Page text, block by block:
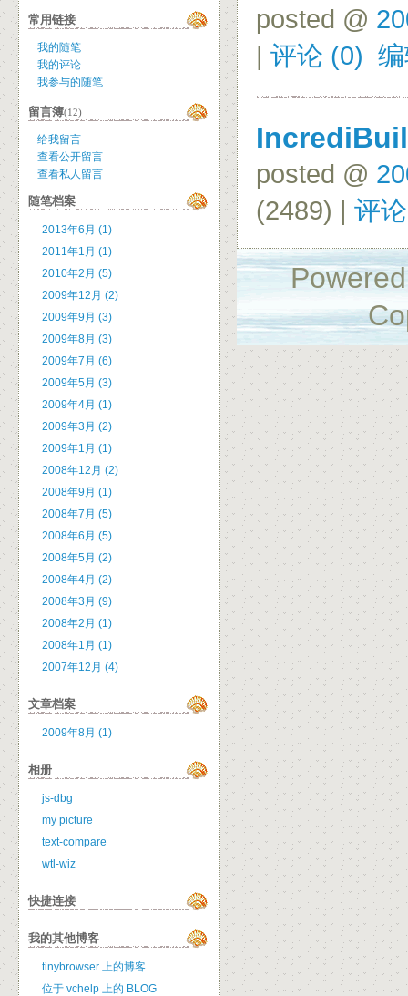
posted @
| 评论 (0)
posted @
(2489) | 评
常用链接
我的随笔
我的评论
我参与的随笔
留言簿(12)
给我留言
查看公开留言
查看私人留言
随笔档案
2013年6月 (1)
2011年1月 (1)
2010年2月 (5)
2009年12月 (2)
2009年9月 (3)
2009年8月 (3)
2009年7月 (6)
2009年5月 (3)
2009年4月 (1)
2009年3月 (2)
2009年1月 (1)
2008年12月 (2)
2008年9月 (1)
2008年7月 (5)
2008年6月 (5)
2008年5月 (2)
2008年4月 (2)
2008年3月 (9)
2008年2月 (1)
2008年1月 (1)
2007年12月 (4)
文章档案
2009年8月 (1)
相册
js-dbg
my picture
text-compare
wtl-wiz
快捷连接
我的其他博客
tinybrowser 上的博客
位于 vchelp 上的 BLOG